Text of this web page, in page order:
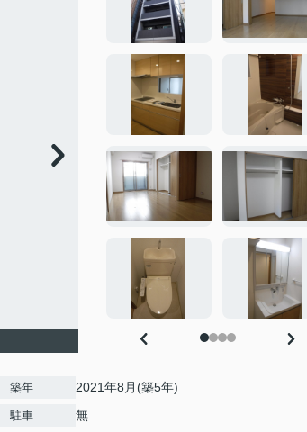
築年 2021年8月(築5年)
駐車 無